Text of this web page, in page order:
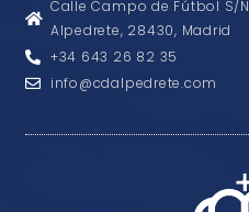
Calle Campo de Fútbol S/N
Alpedrete, 28430, Madrid
+34 643 26 82 35
info@cdalpedrete.com